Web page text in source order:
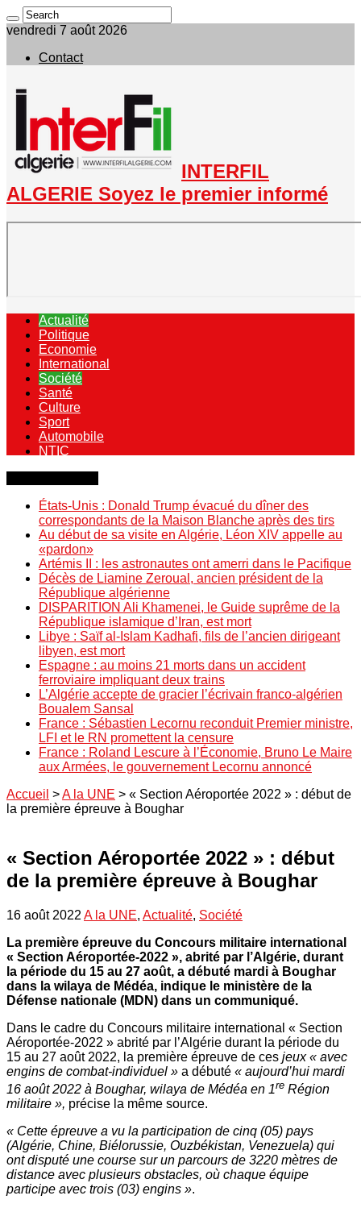
vendredi 7 août 2026
Contact
INTERFIL
ALGERIE Soyez le premier informé
Actualité
Politique
Economie
International
Société
Santé
Culture
Sport
Automobile
NTIC
États-Unis : Donald Trump évacué du dîner des
correspondants de la Maison Blanche après des tirs
Au début de sa visite en Algérie, Léon XIV appelle au
«pardon»
Artémis II : les astronautes ont amerri dans le Pacifique
Décès de Liamine Zeroual, ancien président de la
République algérienne
DISPARITION Ali Khamenei, le Guide suprême de la
République islamique d’Iran, est mort
Libye : Saïf al-Islam Kadhafi, fils de l’ancien dirigeant
libyen, est mort
Espagne : au moins 21 morts dans un accident
ferroviaire impliquant deux trains
L’Algérie accepte de gracier l’écrivain franco-algérien
Boualem Sansal
France : Sébastien Lecornu reconduit Premier ministre,
LFI et le RN promettent la censure
France : Roland Lescure à l’Économie, Bruno Le Maire
aux Armées, le gouvernement Lecornu annoncé
Accueil >A la UNE > « Section Aéroportée 2022 » : début de
la première épreuve à Boughar
« Section Aéroportée 2022 » : début
de la première épreuve à Boughar
16 août 2022 A la UNE, Actualité, Société
La première épreuve du Concours militaire international
« Section Aéroportée-2022 », abrité par l’Algérie, durant
la période du 15 au 27 août, a débuté mardi à Boughar
dans la wilaya de Médéa, indique le ministère de la
Défense nationale (MDN) dans un communiqué.
Dans le cadre du Concours militaire international « Section
Aéroportée-2022 » abrité par l’Algérie durant la période du
15 au 27 août 2022, la première épreuve de ces jeux « avec
engins de combat-individuel » a débuté « aujourd’hui mardi
16 août 2022 à Boughar, wilaya de Médéa en 1re Région
militaire », précise la même source.
« Cette épreuve a vu la participation de cinq (05) pays
(Algérie, Chine, Biélorussie, Ouzbékistan, Venezuela) qui
ont disputé une course sur un parcours de 3220 mètres de
distance avec plusieurs obstacles, où chaque équipe
participe avec trois (03) engins ».